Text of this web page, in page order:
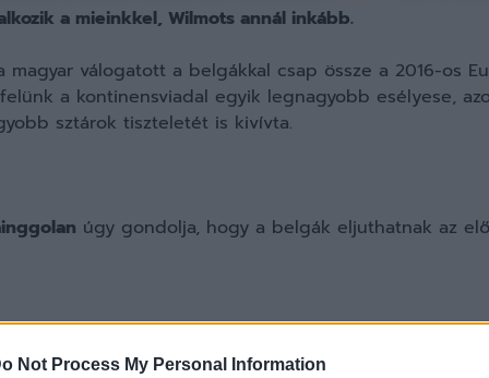
Not Process My Personal Information
a mieinkkel, Wilmots annál inkább.
válogatott a belgákkal csap össze a 2016-os
a kontinensviadal egyik legnagyobb esélyese,
sztárok tiszteletét is kivívta.
úgy gondolja, hogy a belgák eljuthatnak az
amely Portugália, Izland és Ausztria előtt